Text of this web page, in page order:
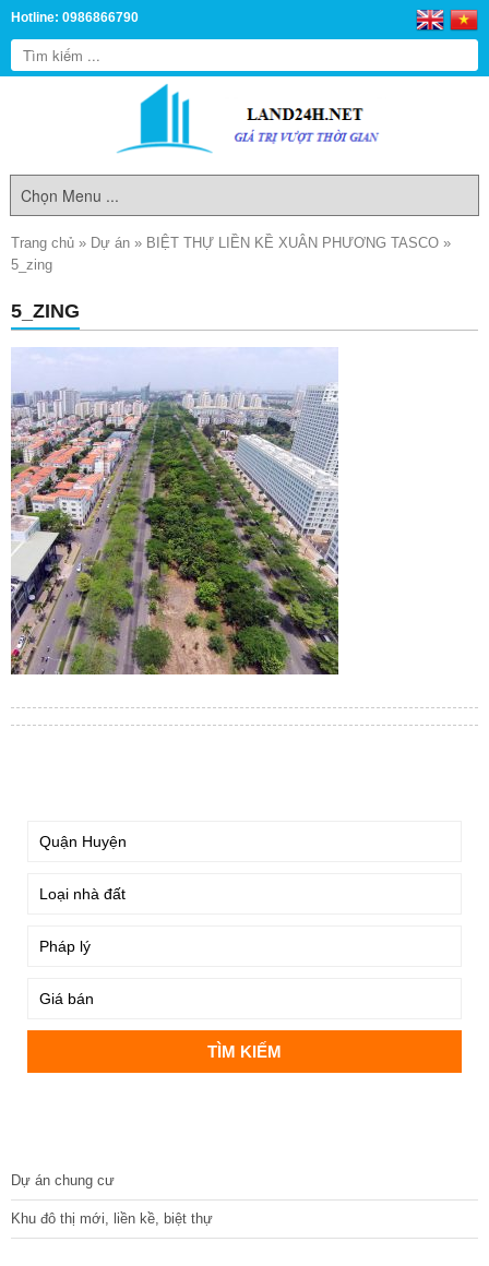
Hotline: 0986866790
Trang chủ » Dự án » BIỆT THỰ LIỀN KỀ XUÂN PHƯƠNG TASCO »
5_zing
5_ZING
Dự án chung cư
Khu đô thị mới, liền kề, biệt thự